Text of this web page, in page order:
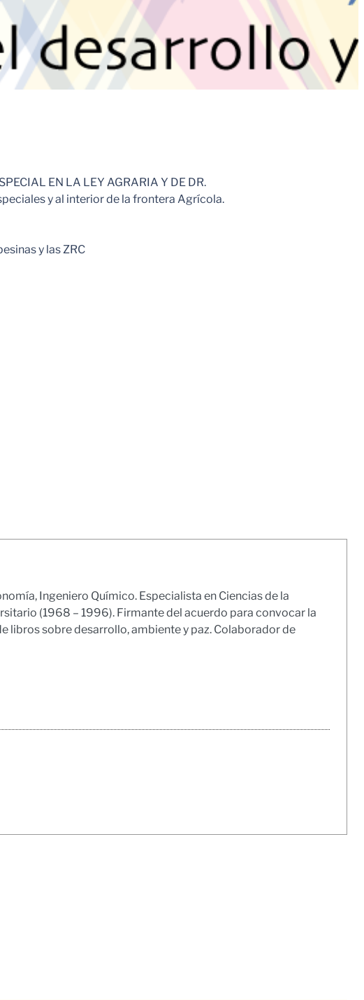
EN LA LEY AGRARIA Y DE DR.
y al interior de la frontera Agrícola.
y las ZRC
Ingeniero Químico. Especialista en Ciencias de la
(1968 – 1996). Firmante del acuerdo para convocar la
libros sobre desarrollo, ambiente y paz. Colaborador de